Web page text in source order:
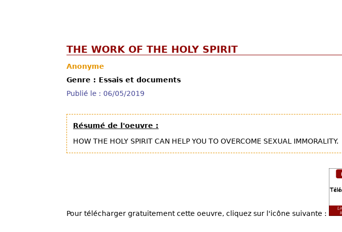
THE WORK OF THE HOLY SPIRIT
Anonyme
Genre : Essais et documents
Publié le : 06/05/2019
Résumé de l'oeuvre :
HOW THE HOLY SPIRIT CAN HELP YOU TO OVERCOME SEXUAL IMMORALITY.
Pour télécharger gratuitement cette oeuvre, cliquez sur l'icône suivante :